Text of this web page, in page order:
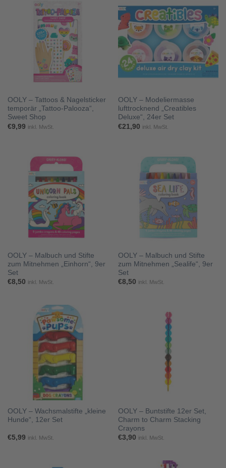
OOLY – Tattoos & Nagelsticker
temporär „Tattoo-Palooza“,
Sweet Shop
€9,99 inkl. MwSt.
OOLY – Modeliermasse
lufttrocknend „Creatibles
Deluxe“, 24er Set
€21,90 inkl. MwSt.
OOLY – Malbuch und Stifte
zum Mitnehmen „Einhorn“, 9er
Set
€8,50 inkl. MwSt.
OOLY – Malbuch und Stifte
zum Mitnehmen „Sealife“, 9er
Set
€8,50 inkl. MwSt.
OOLY – Wachsmalstifte „kleine
Hunde“, 12er Set
€5,99 inkl. MwSt.
OOLY – Buntstifte 12er Set,
Charm to Charm Stacking
Crayons
€3,90 inkl. MwSt.